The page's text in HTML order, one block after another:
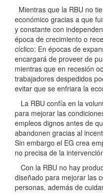
Mientras que la RBU no
económico gracias a que
y constante con
época de crecimiento o
cíclico: En épocas de
encargará de proveer de
mientras que en recesión
trabajadores despedidos
evitar que se enfriara la
La RBU confía en la
para mejorar las
empleos dignos antes de
abandonen gracias al
Sin embargo el EG crea
no precisa de la
Con la RBU no hay
diseñado para mejorar las
personas, además de